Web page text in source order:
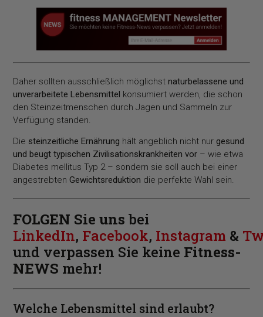
Daher sollten ausschließlich möglichstnaturbelassene und
unverarbeitete Lebensmittel konsumiert werden, die schon
den Steinzeitmenschen durch Jagen und Sammeln zur
Verfügung standen.
Die steinzeitliche Ernährung hält angeblich nicht nur gesund
und beugt typischen Zivilisationskrankheiten vor – wie etwa
Diabetes mellitus Typ 2 – sondern sie soll auch bei einer
angestrebtenGewichtsreduktion die perfekte Wahl sein.
FOLGEN Sie uns bei
LinkedIn, Facebook, Instagram &
und verpassen Sie keine Fitness-
NEWS mehr!
Welche Lebensmittel sind erlaubt?